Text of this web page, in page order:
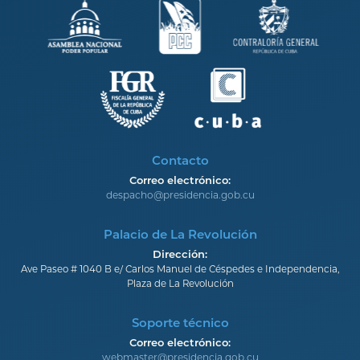
Contacto
Correo electrónico:
despacho@presidencia.gob.cu
Palacio de La Revolución
Dirección:
Ave Paseo # 1040 B e/ Carlos Manuel de Céspedes e Independencia,
Plaza de La Revolución
Soporte técnico
Correo electrónico:
webmaster@presidencia.gob.cu